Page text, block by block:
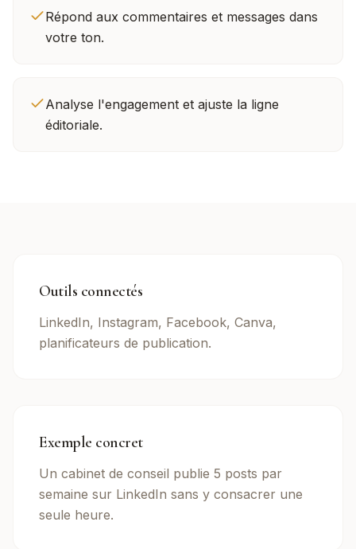
Répond aux commentaires et messages dans
votre ton.
Analyse l'engagement et ajuste la ligne
éditoriale.
Outils connectés
LinkedIn, Instagram, Facebook, Canva,
planificateurs de publication.
Exemple concret
Un cabinet de conseil publie 5 posts par
semaine sur LinkedIn sans y consacrer une
seule heure.